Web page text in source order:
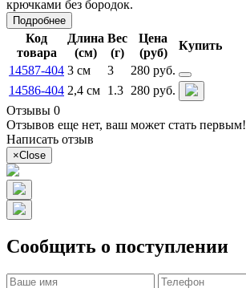
крючками без бородок.
Подробнее
Код
товара
Длина
(см)
Вес
(г)
Цена
(руб)
Купить
14587-404 3 см 3
280 руб.
14586-404 2,4 см 1.3 280 руб.
Отзывы 0
Отзывов еще нет, ваш может стать первым!
Написать отзыв
×Close
Сообщить о поступлении